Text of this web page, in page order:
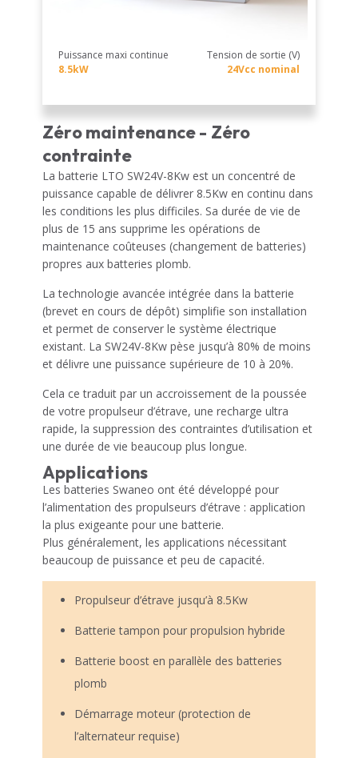
Puissance maxi continue
8.5kW
Tension de sortie (V)
24Vcc nominal
Zéro maintenance - Zéro
contrainte
La batterie LTO SW24V-8Kw est un concentré de
puissance capable de délivrer 8.5Kw en continu dans
les conditions les plus difficiles. Sa durée de vie de
plus de 15 ans supprime les opérations de
maintenance coûteuses (changement de batteries)
propres aux batteries plomb.
La technologie avancée intégrée dans la batterie
(brevet en cours de dépôt) simplifie son installation
et permet de conserver le système électrique
existant. La SW24V-8Kw pèse jusqu’à 80% de moins
et délivre une puissance supérieure de 10 à 20%.
Cela ce traduit par un accroissement de la poussée
de votre propulseur d’étrave, une recharge ultra
rapide, la suppression des contraintes d’utilisation et
une durée de vie beaucoup plus longue.
Applications
Les batteries Swaneo ont été développé pour
l’alimentation des propulseurs d’étrave : application
la plus exigeante pour une batterie.
Plus généralement, les applications nécessitant
beaucoup de puissance et peu de capacité.
Propulseur d’étrave jusqu’à 8.5Kw
Batterie tampon pour propulsion hybride
Batterie boost en parallèle des batteries
plomb
Démarrage moteur (protection de
l’alternateur requise)